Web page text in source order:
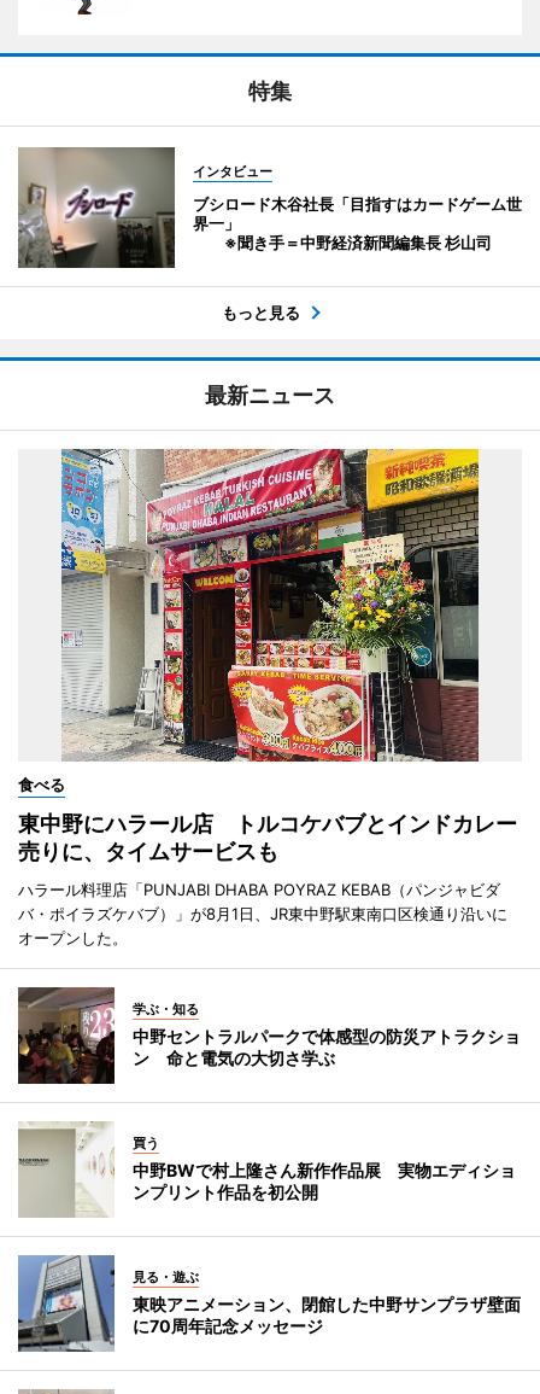
特集
インタビュー
ブシロード木谷社長「目指すはカードゲーム世
界一」
※聞き手＝中野経済新聞編集長 杉山司
もっと見る
最新ニュース
食べる
東中野にハラール店 トルコケバブとインドカレー
売りに、タイムサービスも
ハラール料理店「PUNJABI DHABA POYRAZ KEBAB（パンジャビダ
バ・ポイラズケバブ）」が8月1日、JR東中野駅東南口区検通り沿いに
オープンした。
学ぶ・知る
中野セントラルパークで体感型の防災アトラクショ
ン 命と電気の大切さ学ぶ
買う
中野BWで村上隆さん新作作品展 実物エディショ
ンプリント作品を初公開
見る・遊ぶ
東映アニメーション、閉館した中野サンプラザ壁面
に70周年記念メッセージ